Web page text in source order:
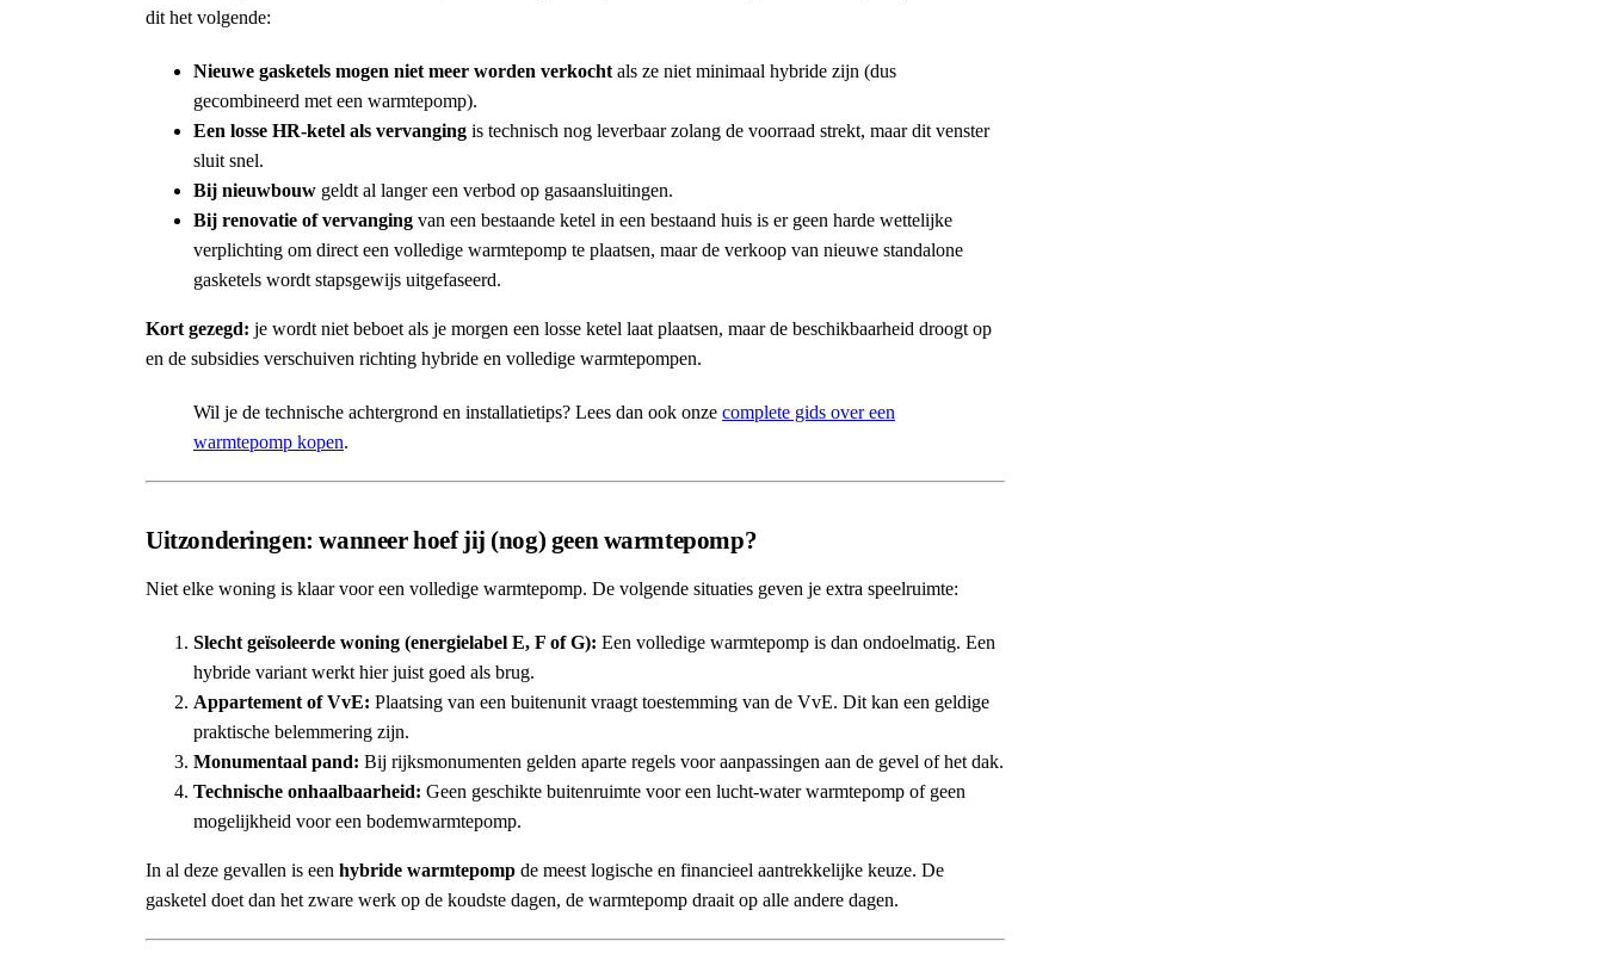
dit het volgende:
Nieuwe gasketels mogen niet meer worden verkochtals ze niet minimaal hybride zijn (dus
gecombineerd met een warmtepomp).
Een losse HR-ketel als vervanging is technisch nog leverbaar zolang de voorraad strekt, maar dit venster
sluit snel.
Bij nieuwbouw geldt al langer een verbod op gasaansluitingen.
Bij renovatie of vervanging van een bestaande ketel in een bestaand huis is er geen harde wettelijke
verplichting om direct een volledige warmtepomp te plaatsen, maar de verkoop van nieuwe standalone
gasketels wordt stapsgewijs uitgefaseerd.
Kort gezegd: je wordt niet beboet als je morgen een losse ketel laat plaatsen, maar de beschikbaarheid droogt op
en de subsidies verschuiven richting hybride en volledige warmtepompen.
Wil je de technische achtergrond en installatietips? Lees dan ook onze complete gids over een
warmtepomp kopen.
Uitzonderingen: wanneer hoef jij (nog) geen warmtepomp?
Niet elke woning is klaar voor een volledige warmtepomp. De volgende situaties geven je extra speelruimte:
Slecht geïsoleerde woning (energielabel E, F of G): Een volledige warmtepomp is dan ondoelmatig. Een
hybride variant werkt hier juist goed als brug.
Appartement of VvE: Plaatsing van een buitenunit vraagt toestemming van de VvE. Dit kan een geldige
praktische belemmering zijn.
Monumentaal pand: Bij rijksmonumenten gelden aparte regels voor aanpassingen aan de gevel of het dak.
Technische onhaalbaarheid: Geen geschikte buitenruimte voor een lucht-water warmtepomp of geen
mogelijkheid voor een bodemwarmtepomp.
In al deze gevallen is een hybride warmtepomp de meest logische en financieel aantrekkelijke keuze. De
gasketel doet dan het zware werk op de koudste dagen, de warmtepomp draait op alle andere dagen.